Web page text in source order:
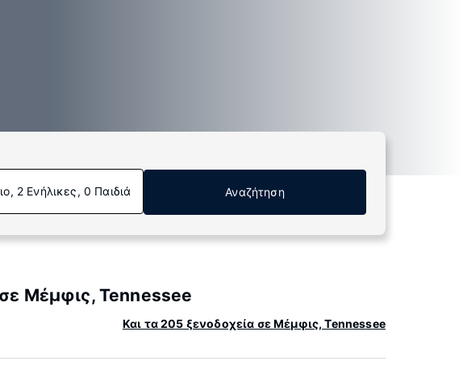
2 Ενήλικες, 0 Παιδιά Αναζήτηση
Μέμφις, Tennessee
Και τα 205 ξενοδοχεία σε Μέμφις, Tennessee